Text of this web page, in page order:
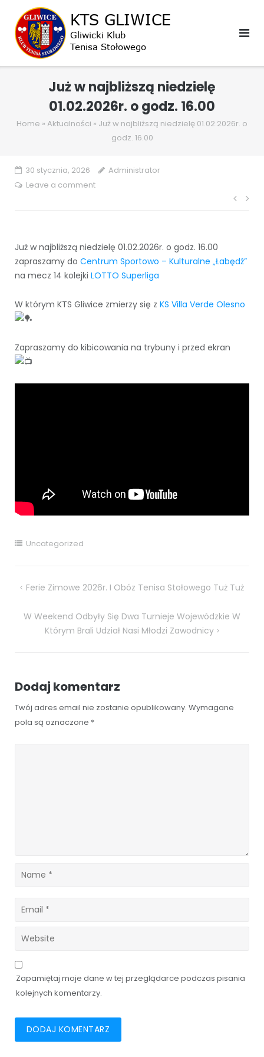
content
Już w najbliższą niedzielę
01.02.2026r. o godz. 16.00
Home » Aktualności » Już w najbliższą niedzielę 01.02.2026r. o
godz. 16.00
30 stycznia, 2026
Administrator
Leave a comment
Już w najbliższą niedzielę 01.02.2026r. o godz. 16.00
zapraszamy do Centrum Sportowo – Kulturalne „Łabędź”
na mecz 14 kolejki LOTTO Superliga
W którym KTS Gliwice zmierzy się z KS Villa Verde Olesno
Zapraszamy do kibicowania na trybuny i przed ekran
Uncategorized
Nawigacja
wpisu
Ferie Zimowe 2026r. I Obóz Tenisa Stołowego Tuż Tuż
W Weekend Odbyły Się Dwa Turnieje Wojewódzkie W
Którym Brali Udział Nasi Młodzi Zawodnicy
Dodaj komentarz
Twój adres email nie zostanie opublikowany. Wymagane
pola są oznaczone *
Zapamiętaj moje dane w tej przeglądarce podczas pisania
kolejnych komentarzy.